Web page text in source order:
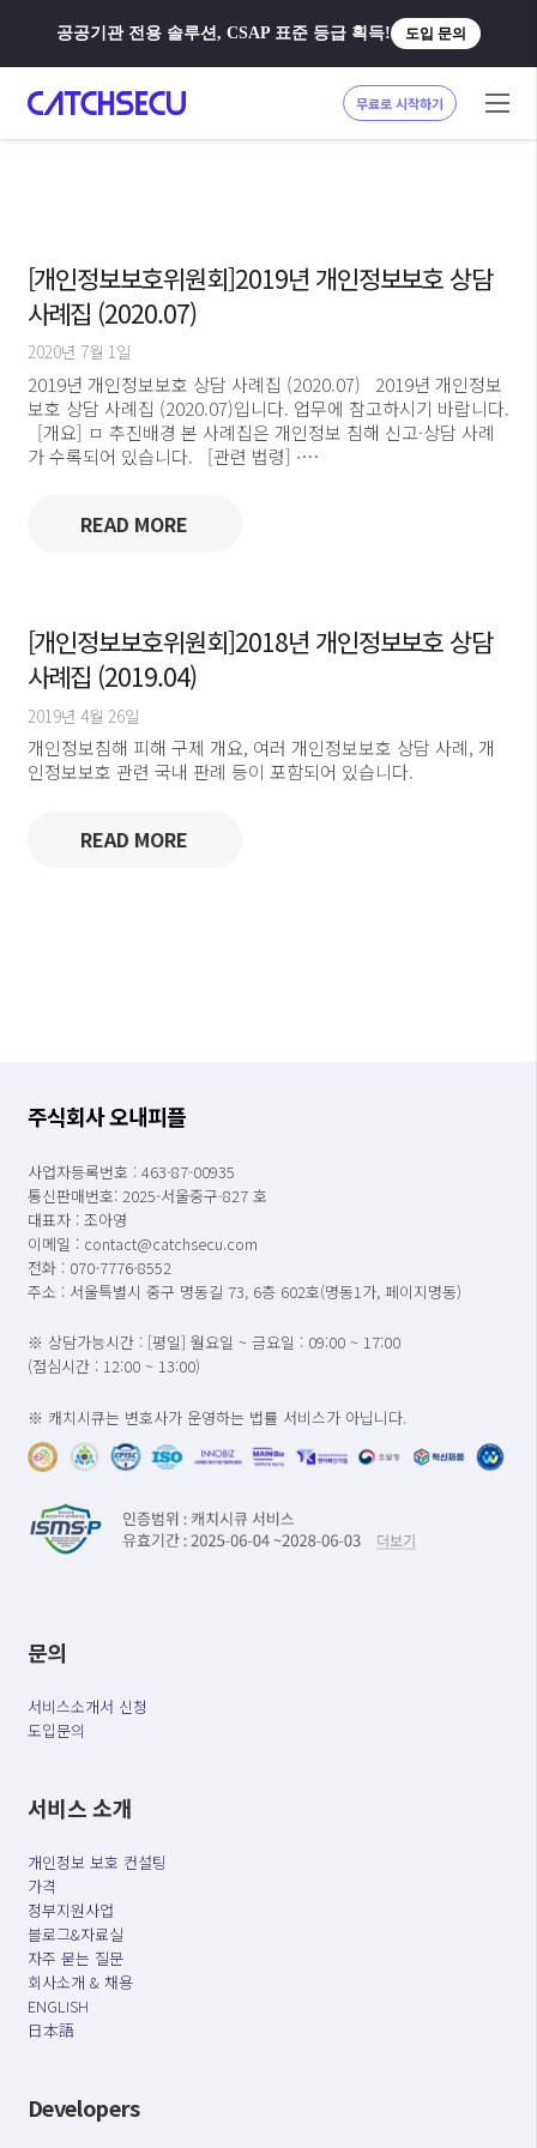
공공기관 전용 솔루션, CSAP 표준 등급 획득! 도입 문의
무료로 시작하기
[개인정보보호위원회]2019년 개인정보보호 상담
사례집 (2020.07)
2020년 7월 1일
2019년 개인정보보호 상담 사례집 (2020.07) 2019년 개인정보
보호 상담 사례집 (2020.07)입니다. 업무에 참고하시기 바랍니다.
[개요] ㅁ 추진배경 본 사례집은 개인정보 침해 신고·상담 사례
가 수록되어 있습니다. [관련 법령] ∙…
READ MORE
[개인정보보호위원회]2018년 개인정보보호 상담
사례집 (2019.04)
2019년 4월 26일
개인정보침해 피해 구제 개요, 여러 개인정보보호 상담 사례, 개
인정보보호 관련 국내 판례 등이 포함되어 있습니다.
READ MORE
주식회사 오내피플
사업자등록번호 : 463-87-00935
통신판매번호: 2025-서울중구-827 호
대표자 : 조아영
이메일 : contact@catchsecu.com
전화 : 070-7776-8552
주소 : 서울특별시 중구 명동길 73, 6층 602호(명동1가, 페이지명동)
※ 상담가능시간 : [평일] 월요일 ~ 금요일 : 09:00 ~ 17:00
(점심시간 : 12:00 ~ 13:00)
※ 캐치시큐는 변호사가 운영하는 법률 서비스가 아닙니다.
문의
서비스소개서 신청
도입문의
서비스 소개
개인정보 보호 컨설팅
가격
정부지원사업
블로그&자료실
자주 묻는 질문
회사소개 & 채용
ENGLISH
日本語
Developers